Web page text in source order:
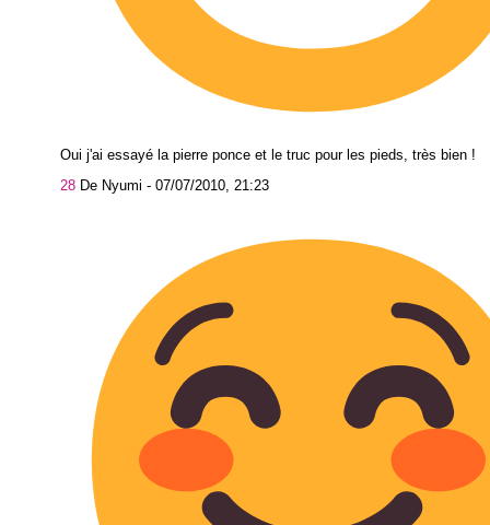
Oui j'ai essayé la pierre ponce et le truc pour les pieds, très bien !
28 De Nyumi - 07/07/2010, 21:23